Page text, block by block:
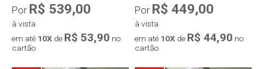
Por R$ 539,00
à vista
em até 10X de R$ 53,90 no
cartão
Por R$ 449,00
à vista
em até 10X de R$ 44,90 no
cartão